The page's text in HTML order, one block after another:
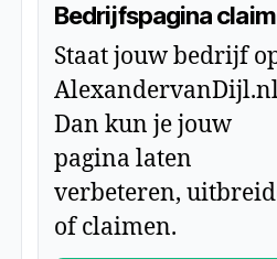
Bedrijfspagina
Staat jouw bedrijf
Dan kun je jouw
pagina laten
verbeteren,
of claimen.